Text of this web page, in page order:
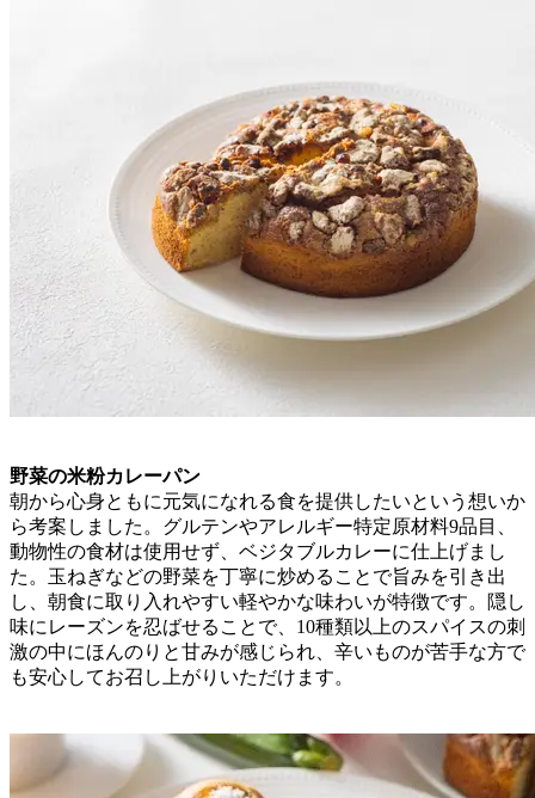
野菜の米粉カレーパン
朝から心身ともに元気になれる食を提供したいという想いか
ら考案しました。グルテンやアレルギー特定原材料9品目、
動物性の食材は使用せず、ベジタブルカレーに仕上げまし
た。玉ねぎなどの野菜を丁寧に炒めることで旨みを引き出
し、朝食に取り入れやすい軽やかな味わいが特徴です。隠し
味にレーズンを忍ばせることで、10種類以上のスパイスの刺
激の中にほんのりと甘みが感じられ、辛いものが苦手な方で
も安心してお召し上がりいただけます。